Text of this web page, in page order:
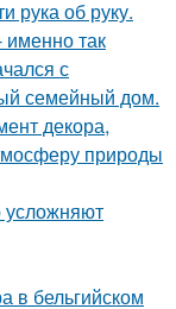
рука об руку.
так
с
семейный дом.
декора,
природы
усложняют
в бельгийском